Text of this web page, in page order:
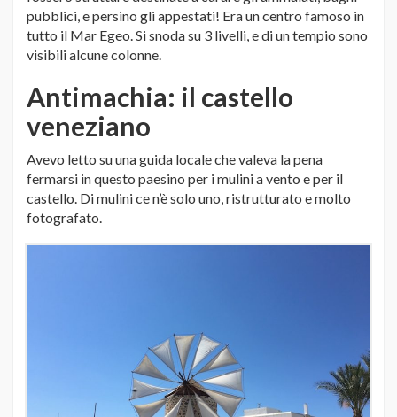
pubblici, e persino gli appestati! Era un centro famoso in
tutto il Mar Egeo. Si snoda su 3 livelli, e di un tempio sono
visibili alcune colonne.
Antimachia: il castello
veneziano
Avevo letto su una guida locale che valeva la pena
fermarsi in questo paesino per i mulini a vento e per il
castello. Di mulini ce n’è solo uno, ristrutturato e molto
fotografato.